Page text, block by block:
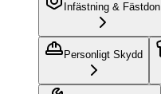
Infästning & Fästdon
Personligt Skydd